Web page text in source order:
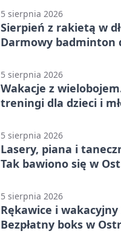
5 sierpnia 2026
Sierpień z rakietą w
Darmowy badminton
5 sierpnia 2026
Wakacje z
treningi dla dzieci i
5 sierpnia 2026
Lasery, piana i
Tak bawiono się w
5 sierpnia 2026
Rękawice i
Bezpłatny boks w